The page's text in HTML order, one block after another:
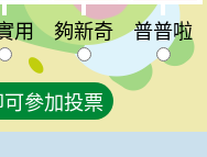
普普啦:3%
用 夠新奇 普普啦
參加投票